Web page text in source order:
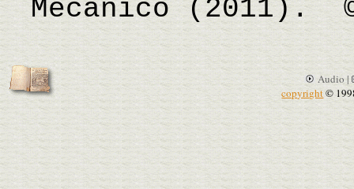
Mecánico (2011).
Audio |
copyright©